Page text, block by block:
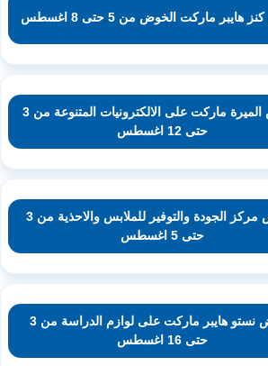
هايبر ماركت الخوض من 5 حتى 8 اغسطس
عروض الميرة ماركت على الالكترونيات المتنوعة من 3
حتى 12 اغسطس
عروض مركز الجودة والتوفير للملابس والاحذية من 3
حتى 5 اغسطس
عروض نستو هايبر ماركت على لوازم الدراسة من 3
حتى 16 اغسطس